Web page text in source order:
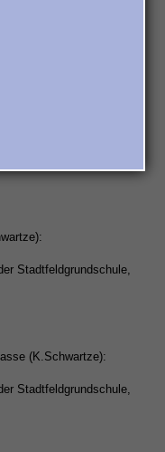
(K.Schwartze)
Stadtfeldgrundschule,
(K.Schwartze):
Stadtfeldgrundschule,